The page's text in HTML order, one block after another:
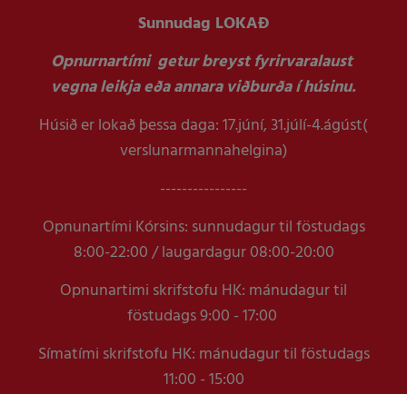
Sunnudag LOKAÐ
Opnurnartími getur breyst fyrirvaralaust
vegna leikja eða annara viðburða í húsinu.
Húsið er lokað þessa daga: 17.júní, 31.júlí-4.ágúst(
verslunarmannahelgina)
----------------
Opnunartími Kórsins: sunnudagur til föstudags
8:00-22:00 / laugardagur 08:00-20:00
Opnunartimi skrifstofu HK: mánudagur til
föstudags 9:00 - 17:00
Símatími skrifstofu HK: mánudagur til föstudags
11:00 - 15:00